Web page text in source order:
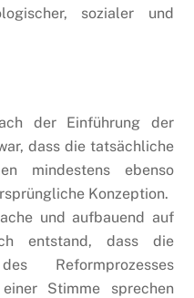
sozialer und
der Einführung der
dass die tatsächliche
mindestens ebenso
Konzeption.
und aufbauend auf
entstand, dass die
Reformprozesses
Stimme sprechen